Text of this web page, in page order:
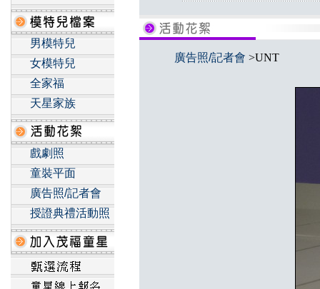
男模特兒
女模特兒
全家福
天星家族
戲劇照
童裝平面
廣告照/記者會
授證典禮活動照
廣告照/記者會 >UNT